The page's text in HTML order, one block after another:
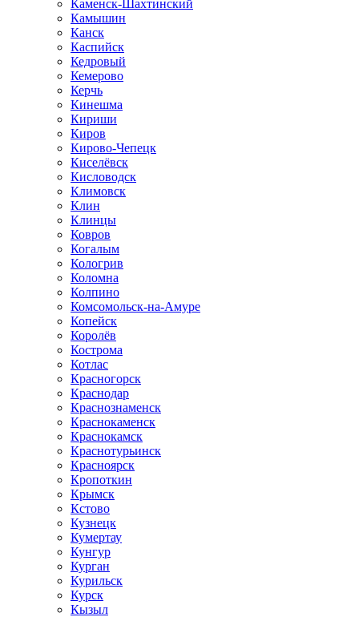
Каменск-Шахтинский
Камышин
Канск
Каспийск
Кедровый
Кемерово
Керчь
Кинешма
Кириши
Киров
Кирово-Чепецк
Киселёвск
Кисловодск
Климовск
Клин
Клинцы
Ковров
Когалым
Кологрив
Коломна
Колпино
Комсомольск-на-Амуре
Копейск
Королёв
Кострома
Котлас
Красногорск
Краснодар
Краснознаменск
Краснокаменск
Краснокамск
Краснотурьинск
Красноярск
Кропоткин
Крымск
Кстово
Кузнецк
Кумертау
Кунгур
Курган
Курильск
Курск
Кызыл